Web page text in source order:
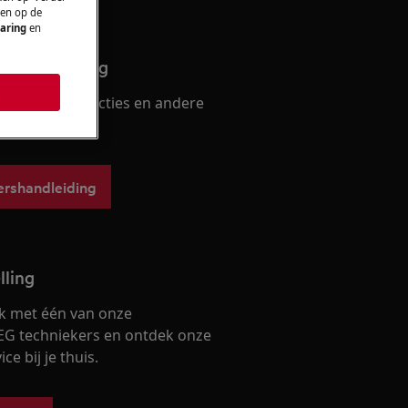
en vind instructies en andere
met één van onze
techniekers en ontdek onze
bij je thuis.
op de
en